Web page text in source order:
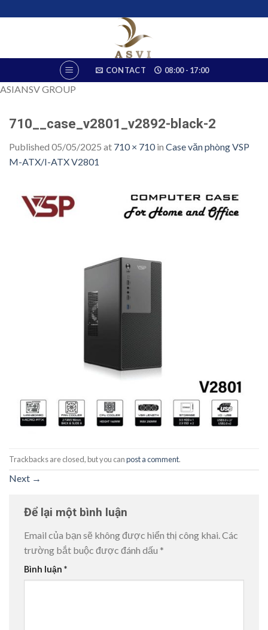
CONTACT 08:00 - 17:00
ASIANSV GROUP
710__case_v2801_v2892-black-2
Published 05/05/2025 at 710 × 710in Case văn phòng VSP
M-ATX/I-ATX V2801
Trackbacks are closed, but you canpost a comment.
Next →
Để lại một bình luận
Email của bạn sẽ không được hiển thị công khai.Các
trường bắt buộc được đánh dấu *
Bình luận *